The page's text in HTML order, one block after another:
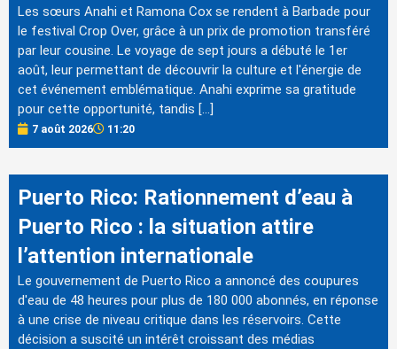
Les sœurs Anahi et Ramona Cox se rendent à Barbade pour
le festival Crop Over, grâce à un prix de promotion transféré
par leur cousine. Le voyage de sept jours a débuté le 1er
août, leur permettant de découvrir la culture et l'énergie de
cet événement emblématique. Anahi exprime sa gratitude
pour cette opportunité, tandis […]
7 août 2026 11:20
Puerto Rico: Rationnement d’eau à
Puerto Rico : la situation attire
l’attention internationale
Le gouvernement de Puerto Rico a annoncé des coupures
d'eau de 48 heures pour plus de 180 000 abonnés, en réponse
à une crise de niveau critique dans les réservoirs. Cette
décision a suscité un intérêt croissant des médias